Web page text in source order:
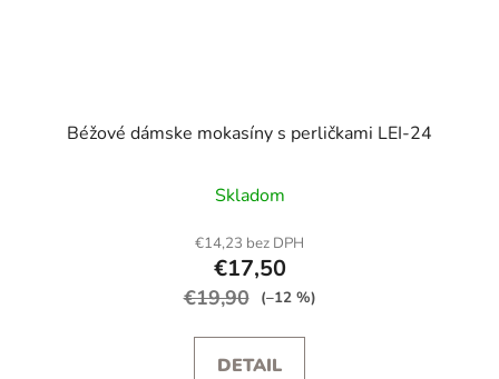
Béžové dámske mokasíny s perličkami LEI-24
Skladom
€14,23 bez DPH
€17,50
€19,90 (–12 %)
DETAIL